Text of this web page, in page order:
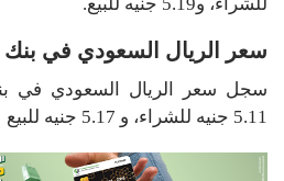
سعر الريال السعودي في بنك
سجل سعر الريال السعودي في
5.11 جنيه للشراء، و 5.17 جنيه للبيع